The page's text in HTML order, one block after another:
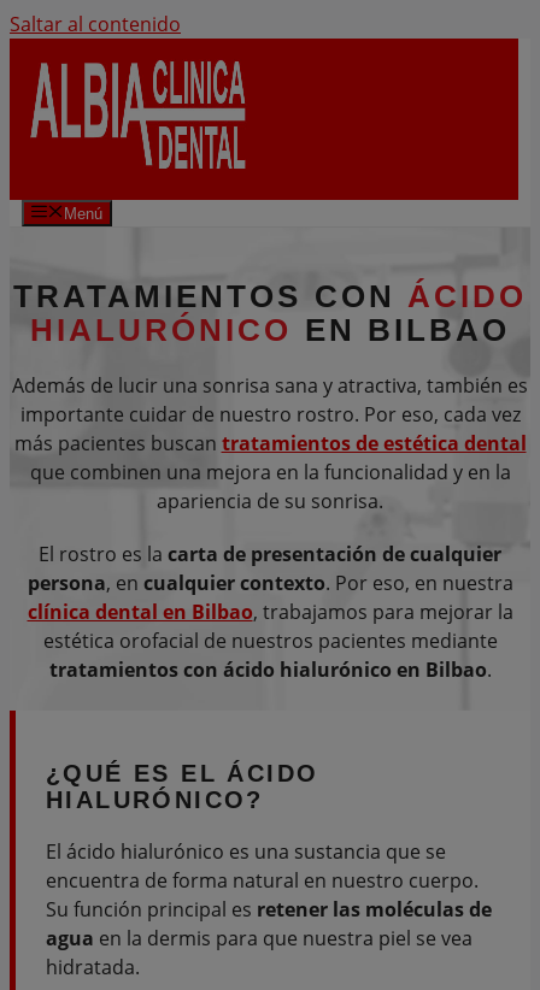
Saltar al contenido
Menú
TRATAMIENTOS CON ÁCIDO
HIALURÓNICO EN BILBAO
Además de lucir una sonrisa sana y atractiva, también es
importante cuidar de nuestro rostro. Por eso, cada vez
más pacientes buscan tratamientos de estética dental
que combinen una mejora en la funcionalidad y en la
apariencia de su sonrisa.
El rostro es la carta de presentación de cualquier
persona, en cualquier contexto. Por eso, en nuestra
clínica dental en Bilbao, trabajamos para mejorar la
estética orofacial de nuestros pacientes mediante
tratamientos con ácido hialurónico en Bilbao.
¿ QUÉ ES EL ÁCIDO
HIALURÓNICO?
El ácido hialurónico es una sustancia que se
encuentra de forma natural en nuestro cuerpo.
Su función principal es retener las moléculas de
agua en la dermis para que nuestra piel se vea
hidratada.